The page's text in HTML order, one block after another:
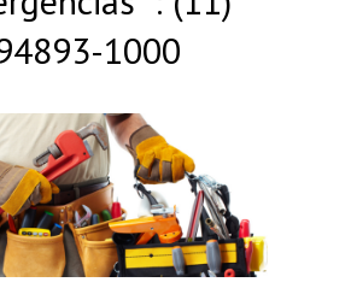
1000